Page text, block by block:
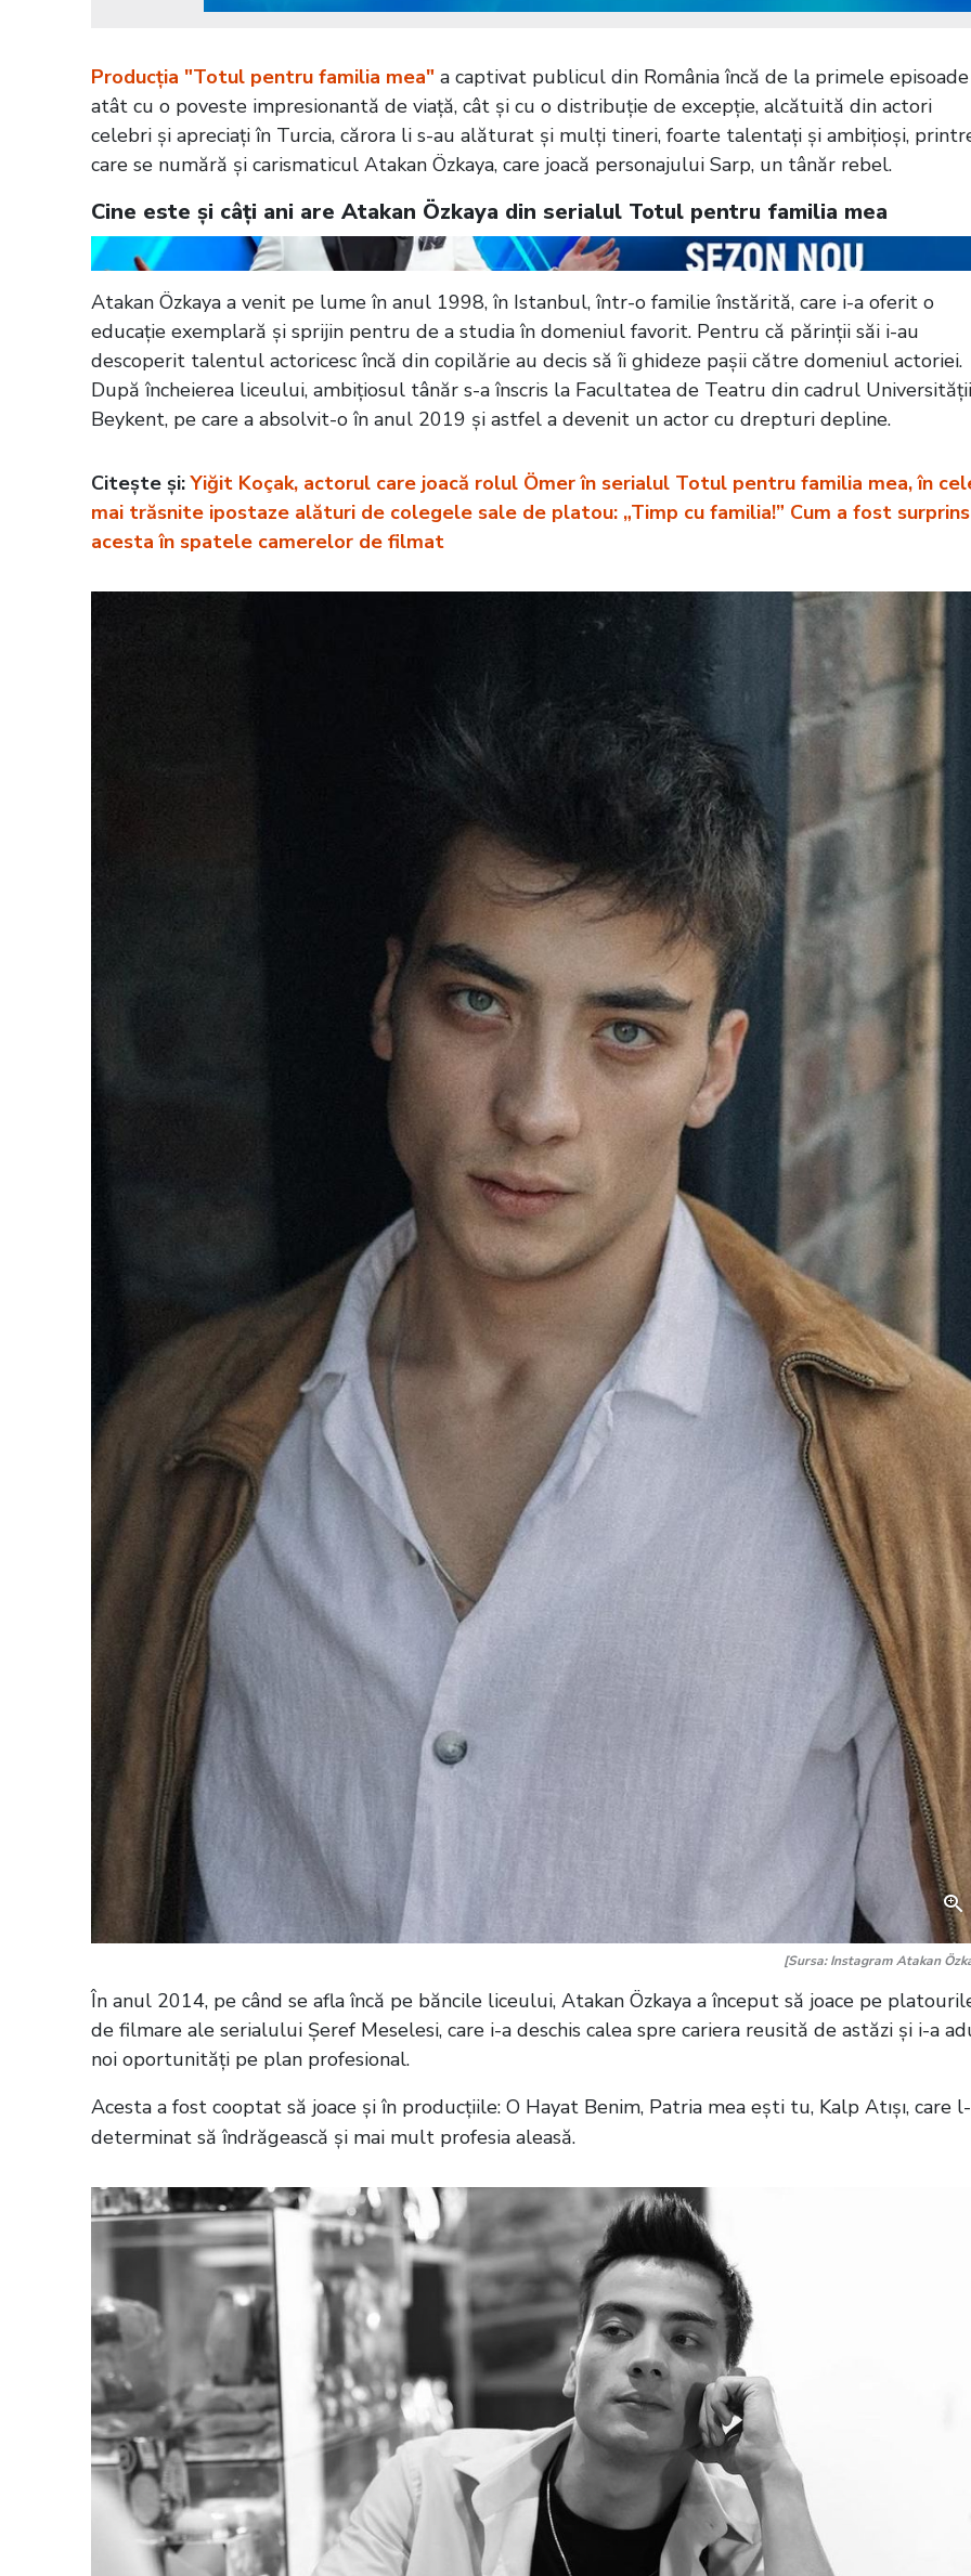
Producția "Totul pentru familia mea" a captivat publicul din România încă de la primele episoade
atât cu o poveste impresionantă de viață, cât și cu o distribuție de excepție, alcătuită din actori
celebri și apreciați în Turcia, cărora li s-au alăturat și mulți tineri, foarte talentați și ambițioși,
care se numără și carismaticul Atakan Özkaya, care joacă personajului Sarp, un tânăr rebel.
Cine este și câți ani are Atakan Özkaya din serialul Totul pentru familia mea
Atakan Özkaya a venit pe lume în anul 1998, în Istanbul, într-o familie înstărită, care i-a oferit o
educație exemplară și sprijin pentru de a studia în domeniul favorit. Pentru că părinții săi i-au
descoperit talentul actoricesc încă din copilărie au decis să îi ghideze pașii către domeniul actoriei.
După încheierea liceului, ambițiosul tânăr s-a înscris la Facultatea de Teatru din cadrul Universității
Beykent, pe care a absolvit-o în anul 2019 și astfel a devenit un actor cu drepturi depline.
Citește și:Yiğit Koçak, actorul care joacă rolul Ömer în serialul Totul pentru familia mea, în
mai trăsnite ipostaze alături de colegele sale de platou: „Timp cu familia!” Cum a fost surprins
acesta în spatele camerelor de filmat
[Sursa: Instagram Atakan
În anul 2014, pe când se afla încă pe băncile liceului, Atakan Özkaya a început să joace pe
de filmare ale serialului Şeref Meselesi, care i-a deschis calea spre cariera reusită de astăzi și i-a
noi oportunități pe plan profesional.
Acesta a fost cooptat să joace și în producțiile: O Hayat Benim, Patria mea ești tu, Kalp Atışı, care
determinat să îndrăgească și mai mult profesia aleasă.